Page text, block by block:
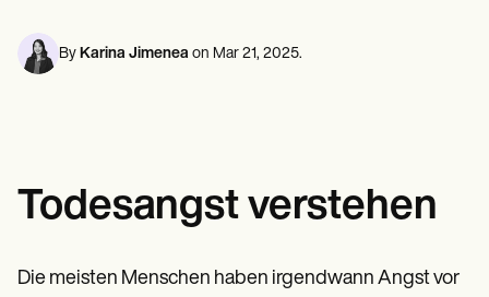
Ernährungsberater und Ernährungsberater
Physikalische Therapeuten
Weblogs
Leitfäden zu Ressourcen
Anleitungen für Apps
Massage therapists
Personal trainers
By Karina Jimenea on Mar 21, 2025.
Todesangst verstehen
Die meisten Menschen haben irgendwann Angst vor